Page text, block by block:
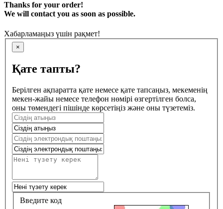
Thanks for your order!
We will contact you as soon as possible.
Хабарламаңыз үшін рақмет!
×
Қате тапты?
Берілген ақпаратта қате немесе қате тапсаңыз, мекеменің
мекен-жайы немесе телефон нөмірі өзгертілген болса,
оны төмендегі пішінде көрсетіңіз және оны түзетеміз.
Введите код